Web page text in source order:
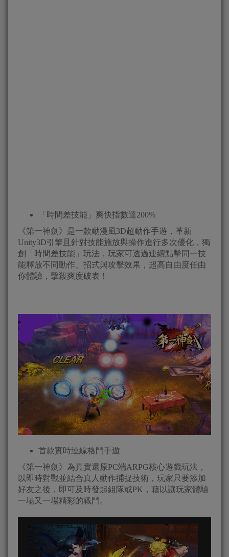
「時間差技能」爽快指數達200%
《第一神劍》是一款動漫風3D超動作手遊，革新
Unity3D引擎且針對技能施放與操作進行多次優化，獨
創「時間差技能」玩法，玩家可透過連續點擊同一技
能釋放不同動作、招式與攻擊效果，超高自由度任由
你體驗，擊殺爽度破表！
首款實時連線格鬥手遊
《第一神劍》為真實還原PC端ARPG核心遊戲玩法，
以即時對戰並結合真人動作捕捉技術，玩家只要添加
好友之後，即可及時發起組隊或PK，藉以讓玩家體驗
一場又一場精彩的戰鬥。